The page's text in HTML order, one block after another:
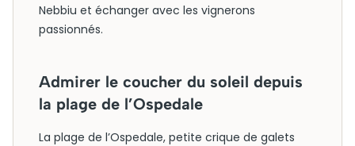
Nebbiu et échanger avec les vignerons
passionnés.
Admirer le coucher du soleil depuis
la plage de l’Ospedale
La plage de l’Ospedale, petite crique de galets